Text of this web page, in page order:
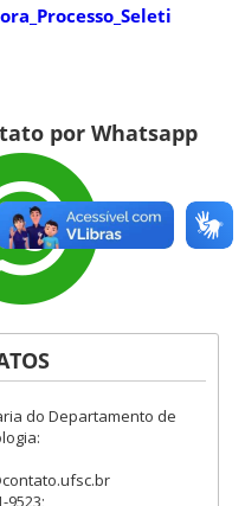
por Whatsapp
do Departamento de